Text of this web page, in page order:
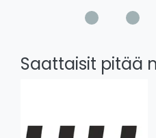
Saattaisit pitää